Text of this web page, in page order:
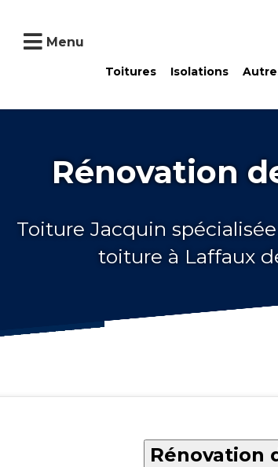
Menu
Toitures Isolations
Rénovation
Toiture Jacquin
toiture à Laffaux
Rénovation